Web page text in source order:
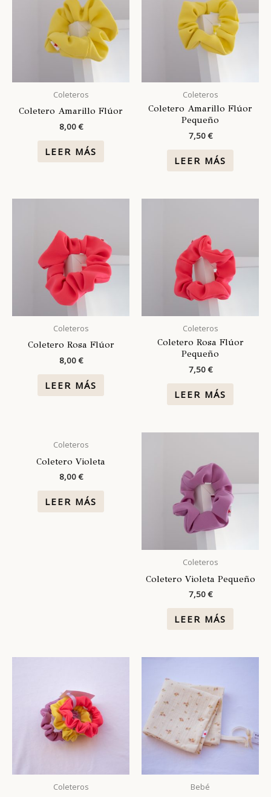
Coleteros
Coletero Amarillo Flúor
8,00€
LEER MÁS
Coleteros
Coletero Amarillo Flúor
Pequeño
7,50€
LEER MÁS
Coleteros
Coletero Rosa Flúor
8,00€
LEER MÁS
Coleteros
Coletero Rosa Flúor
Pequeño
7,50€
LEER MÁS
Coleteros
Coletero Violeta
8,00€
LEER MÁS
Coleteros
Coletero Violeta Pequeño
7,50€
LEER MÁS
Coleteros
Bebé